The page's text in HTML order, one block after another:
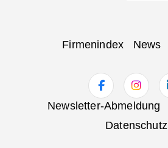
Firmenindex News
NavigationNewsletter-Abmeldung
Datenschutz